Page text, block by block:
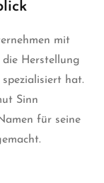
mit
Herstellung
hat.
Sinn
für seine